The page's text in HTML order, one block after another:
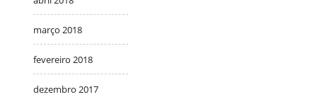
março 2018
fevereiro 2018
dezembro 2017